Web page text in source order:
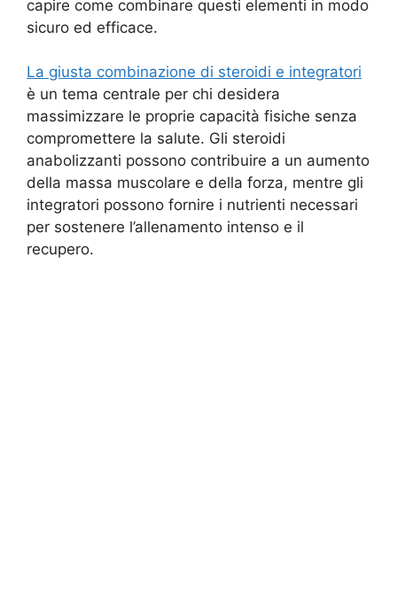
capire come combinare questi elementi in modo
sicuro ed efficace.
La giusta combinazione di steroidi e integratori
è un tema centrale per chi desidera
massimizzare le proprie capacità fisiche senza
compromettere la salute. Gli steroidi
anabolizzanti possono contribuire a un aumento
della massa muscolare e della forza, mentre gli
integratori possono fornire i nutrienti necessari
per sostenere l’allenamento intenso e il
recupero.